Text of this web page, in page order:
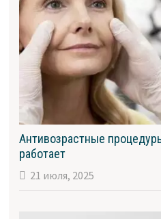
Антивозрастные
работает
21 июля, 2025